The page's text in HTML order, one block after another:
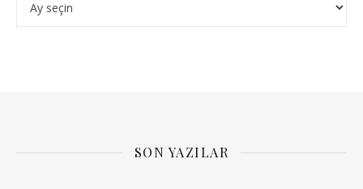
SON YAZILAR